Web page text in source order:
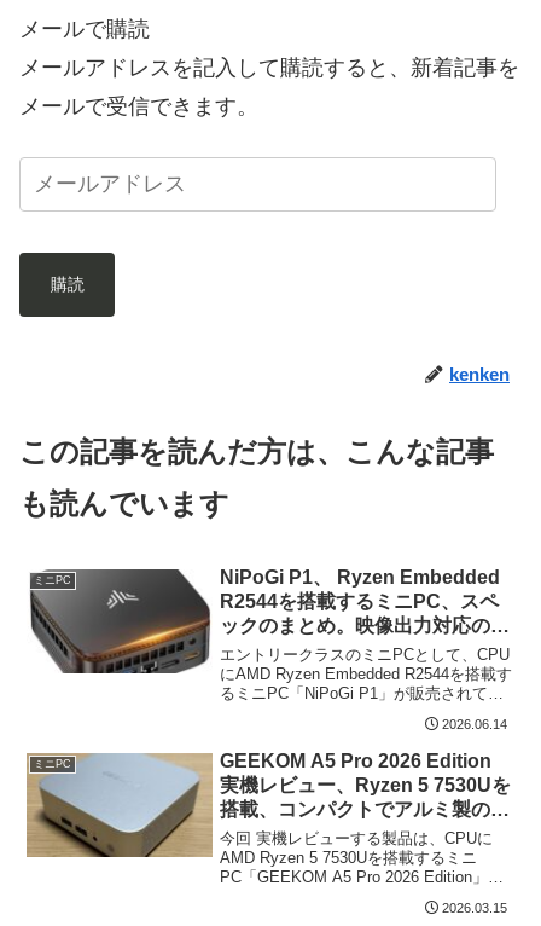
メールで購読
メールアドレスを記入して購読すると、新着記事を
メールで受信できます。
購読
kenken
この記事を読んだ方は、こんな記事
も読んでいます
ミニPC
NiPoGi P1、 Ryzen Embedded
R2544を搭載するミニPC、スペ
ックのまとめ。映像出力対応の
USB-C、USB-Aを6ポート装備
エントリークラスのミニPCとして、CPU
にAMD Ryzen Embedded R2544を搭載す
るミニPC「NiPoGi P1」が販売されてい
ますので、そのスペックを掲載します。
AMD Zen+と数世代前のCPUですが、ベ
ンチマークスコア...
2026.06.14
ミニPC
GEEKOM A5 Pro 2026 Edition
実機レビュー、Ryzen 5 7530Uを
搭載、コンパクトでアルミ製の筐
体を採用する高品質なミニPC
今回 実機レビューする製品は、CPUに
AMD Ryzen 5 7530Uを搭載するミニ
PC「GEEKOM A5 Pro 2026 Edition」で
16GB（8GB x 2）、M.2 PCIe SSD...
2026.03.15